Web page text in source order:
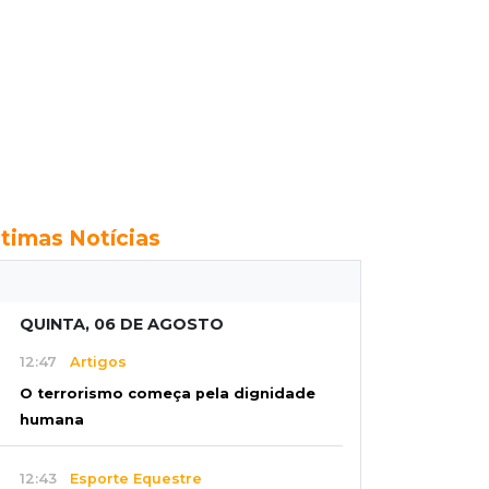
Notícias
QUINTA, 06 DE AGOSTO
12:47 Artigos
O terrorismo começa pela dignidade
humana
12:43 Esporte Equestre